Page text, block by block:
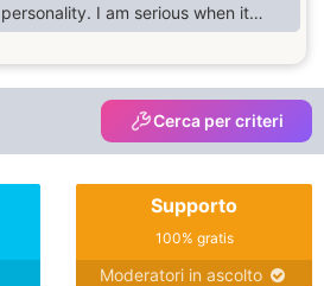
personality. I am serious when it
calls for it. I don't lie or cheat and I
do expect that in return no
exception. Bowling, shooting pool,
fishing, hunting, gun range are just
some of the things that I like to do. I
see what else we may have in
common with each other. Never
know could be a great thing.
Cerca per criteri
Supporto
100% gratis
Moderatori in ascolto